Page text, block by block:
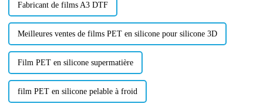
Fabricant de films A3 DTF
Meilleures ventes de films PET en silicone pour silicone 3D
Film PET en silicone supermatière
film PET en silicone pelable à froid